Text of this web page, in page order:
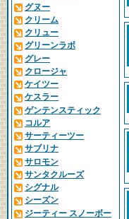
グヌー
クリーム
クリュー
グリーンラボ
グレー
クロージャ
ケイツー
ケスラー
ゲンテンスティック
コルア
サーティーツー
サブリナ
サロモン
サンタクルーズ
シグナル
シーズン
ジーティー スノーボー